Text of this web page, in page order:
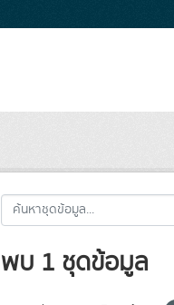
พบ 1 ชุดข้อมูล